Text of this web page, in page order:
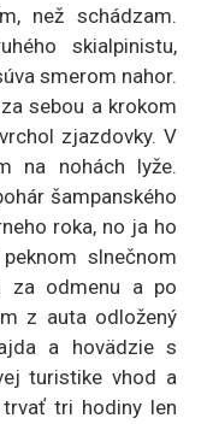
než schádzam.
skialpinistu,
smerom nahor.
sebou a krokom
zjazdovky. V
na nohách lyže.
šampanského
roka, no ja ho
slnečnom
za odmenu a po
z auta odložený
a hovädzie s
turistike vhod a
tri hodiny len